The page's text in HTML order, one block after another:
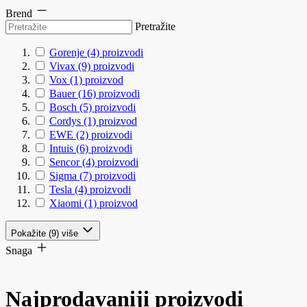
Brend
Pretražite
Gorenje (4) proizvodi
Vivax (9) proizvodi
Vox (1) proizvod
Bauer (16) proizvodi
Bosch (5) proizvodi
Cordys (1) proizvod
EWE (2) proizvodi
Intuis (6) proizvodi
Sencor (4) proizvodi
Sigma (7) proizvodi
Tesla (4) proizvodi
Xiaomi (1) proizvod
Pokažite (9) više
Snaga
Najprodavaniji proizvodi